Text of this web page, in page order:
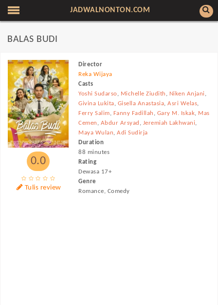
JADWALNONTON.COM
BALAS BUDI
0.0
Tulis review
Director
Reka Wijaya
Casts
Yoshi Sudarso, Michelle Ziudith , Niken Anjani,
Givina Lukita, Gisella Anastasia,Asri Welas,
Ferry Salim, Fanny Fadillah , Gary M. Iskak, Mas
Cemen , Abdur Arsyad , Jeremiah Lakhwani,
Maya Wulan,Adi Sudirja
Duration
88 minutes
Rating
Dewasa 17+
Genre
Romance, Comedy